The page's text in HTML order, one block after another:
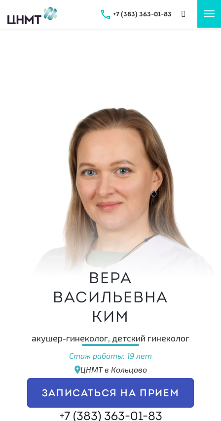
+7 (383) 363-01-83
Вера
Васильевна
Ким
акушер-гинеколог, детский гинеколог
Стаж работы: 19 лет
ЦНМТ в Кольцово
ЗАПИСАТЬСЯ НА ПРИЕМ
+7 (383) 363-01-83